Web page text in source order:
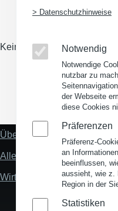
Keine Gewerbeimmobilien
Fußzeile
Links
Über uns
Alles zum Thema
Wirtschaftsstandort
> Datenschutzhinweise
Notwendig
Notwendige
nutzbar zu
der Webseite
diese Cookies
Präferenzen
Präferenz-
an
beeinflussen,
aussieht, wie z.
Region in der
Statistiken